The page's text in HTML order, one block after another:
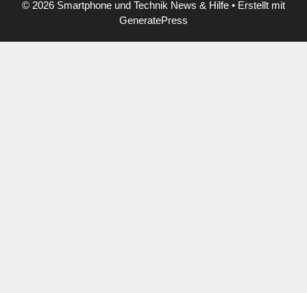
© 2026 Smartphone und Technik News & Hilfe • Erstellt mit
GeneratePress